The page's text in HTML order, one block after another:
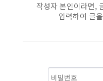
작성자 본인이라면,
입력하여 글